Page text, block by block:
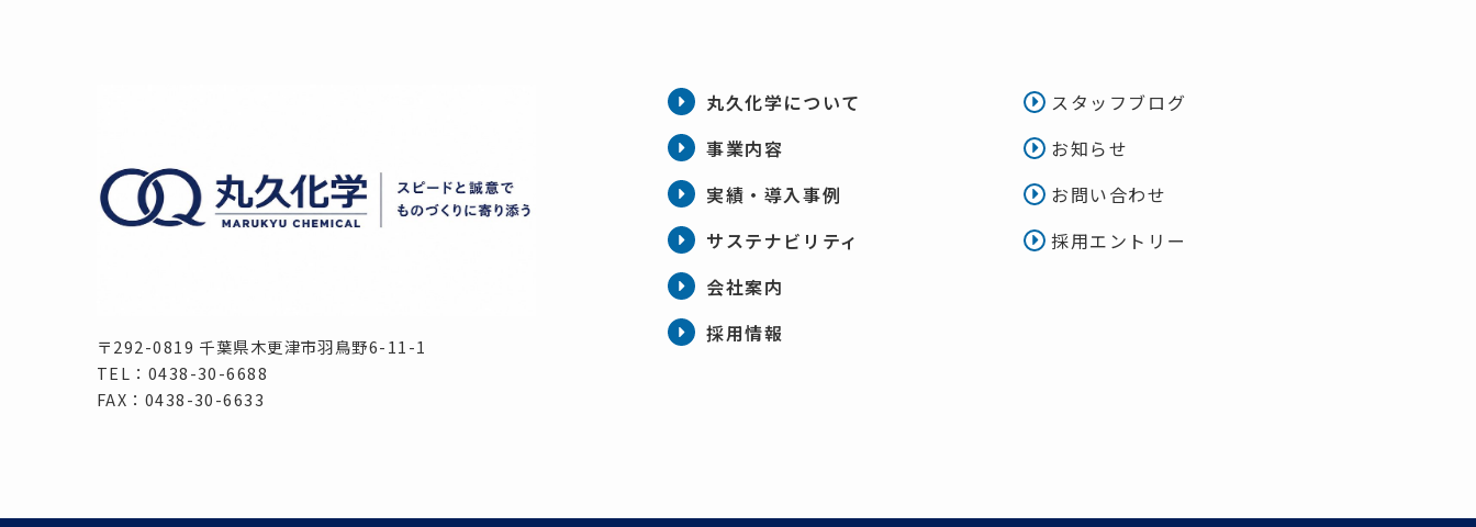
〒292-0819 千葉県木更津市羽鳥野6-11-1
TEL：0438-30-6688
FAX：0438-30-6633
丸久化学について
事業内容
実績・導入事例
サステナビリティ
会社案内
採用情報
スタッフブログ
お知らせ
お問い合わせ
採用エントリー